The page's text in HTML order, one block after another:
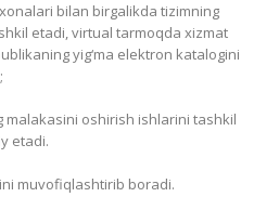
bilan birgalikda tizimning
etadi, virtual tarmoqda xizmat
yig‘ma elektron katalogini
malakasini oshirish ishlarini tashkil
etadi.
muvofiqlashtirib boradi.